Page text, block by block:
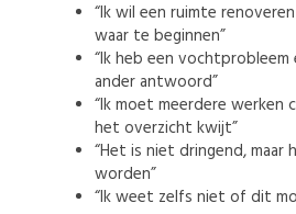
“Ik wil een ruimte
waar te beginnen”
“Ik heb een vochtprobleem
ander antwoord”
“Ik moet meerdere werken
het overzicht kwijt”
“Het is niet dringend, maar
worden”
“Ik weet zelfs niet of dit